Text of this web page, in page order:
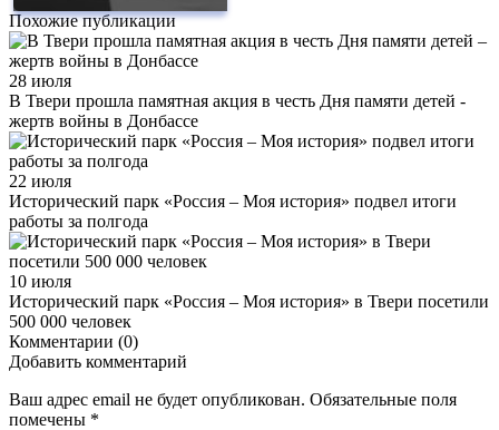
Похожие публикации
28 июля
В Твери прошла памятная акция в честь Дня памяти детей -
жертв войны в Донбассе
22 июля
Исторический парк «Рос­сия – Моя ис­то­рия» подвел итоги
работы за полгода
10 июля
Исторический парк «Россия – Моя история» в Твери посетили
500 000 человек
Комментарии (0)
Добавить комментарий
Ваш адрес email не будет опубликован. Обязательные поля
помечены *